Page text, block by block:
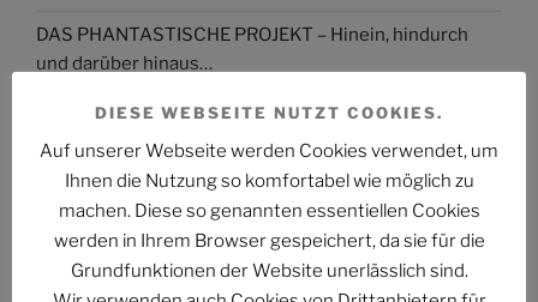
DAS PHANTASTISCHE PROJEKT – Hinein, hindurch
und darüber hinaus…
Abmahnung gegen BKM: Buchhandlung geht rechtlich
gegen Interview-Äußerungen des
Kulturstaatsministers vor
The Billion Dollar Man – The Last Laugh Syndicate –
Music Video
DIESE WEBSEITE NUTZT COOKIES.
Auf unserer Webseite werden Cookies verwendet, um
Ihnen die Nutzung so komfortabel wie möglich zu
machen. Diese so genannten essentiellen Cookies
werden in Ihrem Browser gespeichert, da sie für die
Grundfunktionen der Website unerlässlich sind.